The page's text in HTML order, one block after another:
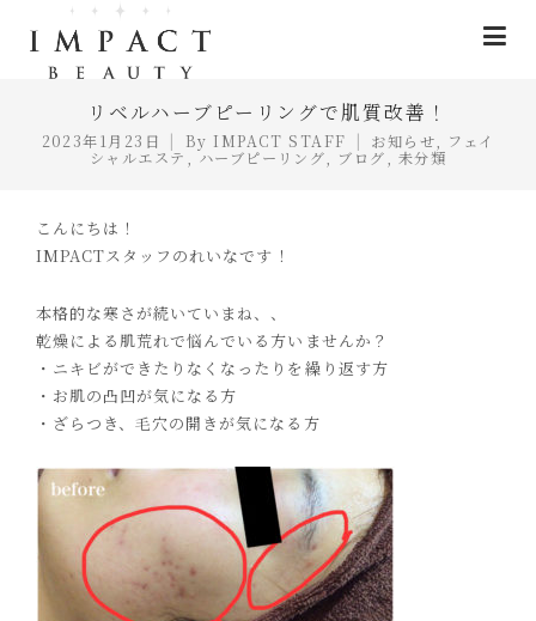
リベルハーブピーリングで肌質改善！
2023年1月23日 By IMPACT STAFF お知らせ, フェイ
シャルエステ ,ハーブピーリング, ブログ, 未分類
こんにちは！
IMPACTスタッフのれいなです！
本格的な寒さが続いていまね、、
乾燥による肌荒れで悩んでいる方いませんか？
・ニキビができたりなくなったりを繰り返す方
・お肌の凸凹が気になる方
・ざらつき、毛穴の開きが気になる方